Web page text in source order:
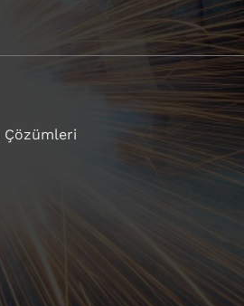
Çözümleri